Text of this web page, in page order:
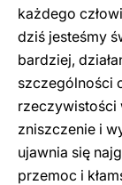
każdego
dziś jesteśmy
bardziej,
szczególności
rzeczywistości
zniszczenie i
ujawnia się
przemoc i